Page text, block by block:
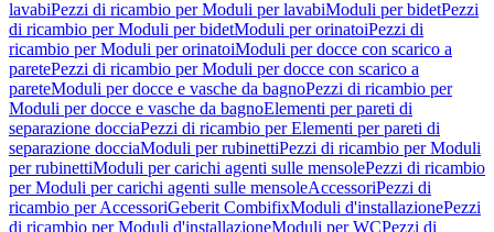
lavabiPezzi di ricambio per Moduli per lavabiModuli per bidetPezzi
di ricambio per Moduli per bidetModuli per orinatoiPezzi di
ricambio per Moduli per orinatoiModuli per docce con scarico a
paretePezzi di ricambio per Moduli per docce con scarico a
pareteModuli per docce e vasche da bagnoPezzi di ricambio per
Moduli per docce e vasche da bagnoElementi per pareti di
separazione docciaPezzi di ricambio per Elementi per pareti di
separazione docciaModuli per rubinettiPezzi di ricambio per Moduli
per rubinettiModuli per carichi agenti sulle mensolePezzi di ricambio
per Moduli per carichi agenti sulle mensoleAccessoriPezzi di
ricambio per AccessoriGeberit CombifixModuli d'installazionePezzi
di ricambio per Moduli d'installazioneModuli per WCPezzi di